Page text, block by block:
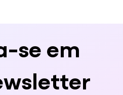
se em